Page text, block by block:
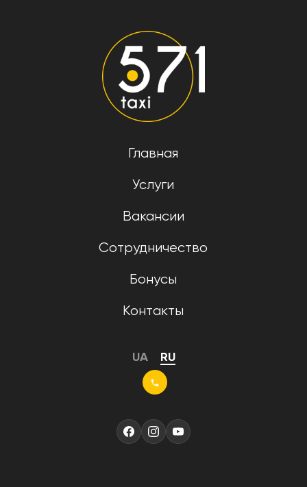
Главная
Услуги
Вакансии
Сотрудничество
Бонусы
Контакты
UA RU